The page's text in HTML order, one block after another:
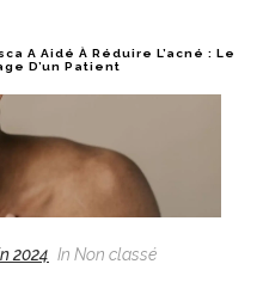
A Aidé À Réduire L’acné : Le
D’un Patient
2024 In Non classé